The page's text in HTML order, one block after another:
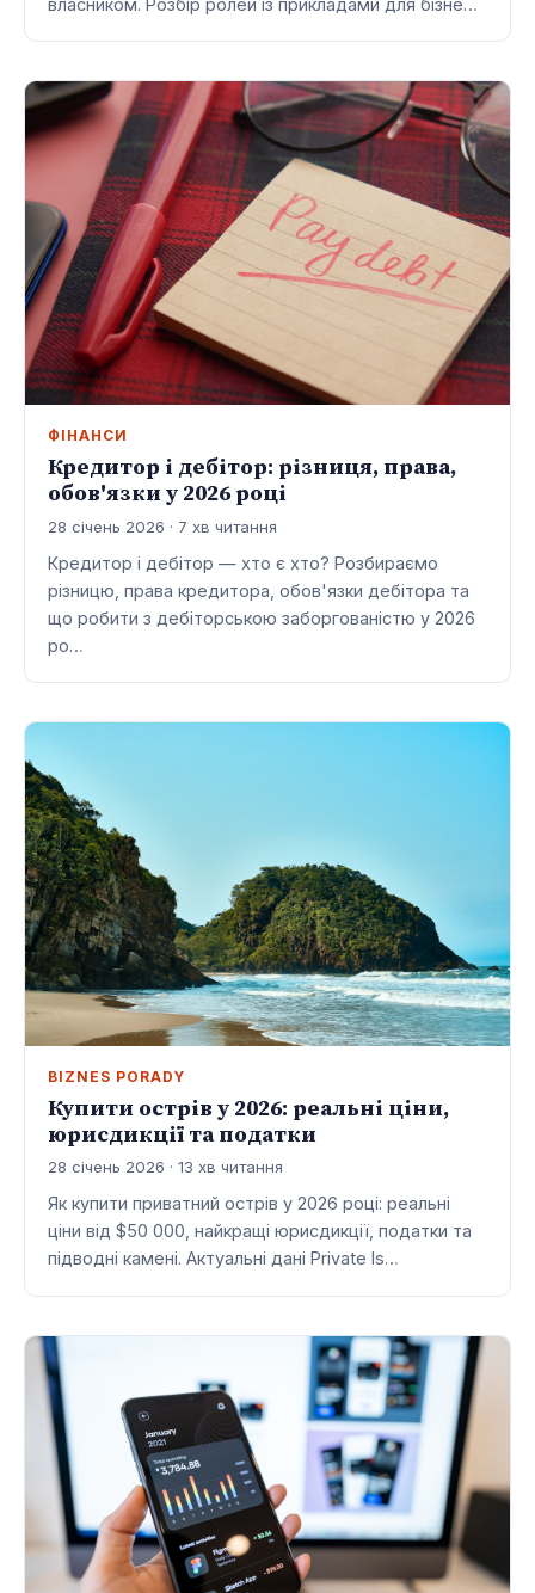
ФІНАНСИ
Кредитор і дебітор: різниця, права,
обов'язки у 2026 році
28 січень 2026 · 7 хв читання
Кредитор і дебітор — хто є хто? Розбираємо
різницю, права кредитора, обов'язки дебітора та
що робити з дебіторською заборгованістю у 2026
ро…
BIZNES PORADY
Купити острів у 2026: реальні ціни,
юрисдикції та податки
28 січень 2026 · 13 хв читання
Як купити приватний острів у 2026 році: реальні
ціни від $50 000, найкращі юрисдикції, податки та
підводні камені. Актуальні дані Private Is…